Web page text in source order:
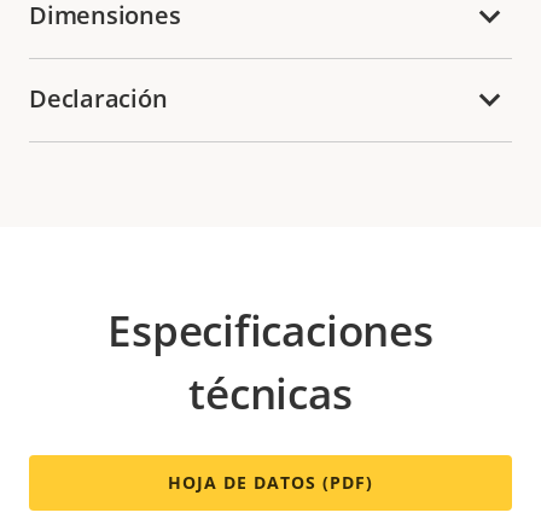
Dimensiones
Declaración
Especificaciones
técnicas
HOJA DE DATOS (PDF)